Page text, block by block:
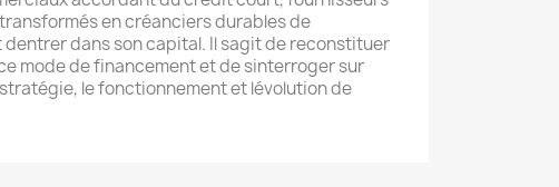
en créanciers durables de
dentrer dans son capital. Il sagit de reconstituer
mode de financement et de sinterroger sur
le fonctionnement et lévolution de